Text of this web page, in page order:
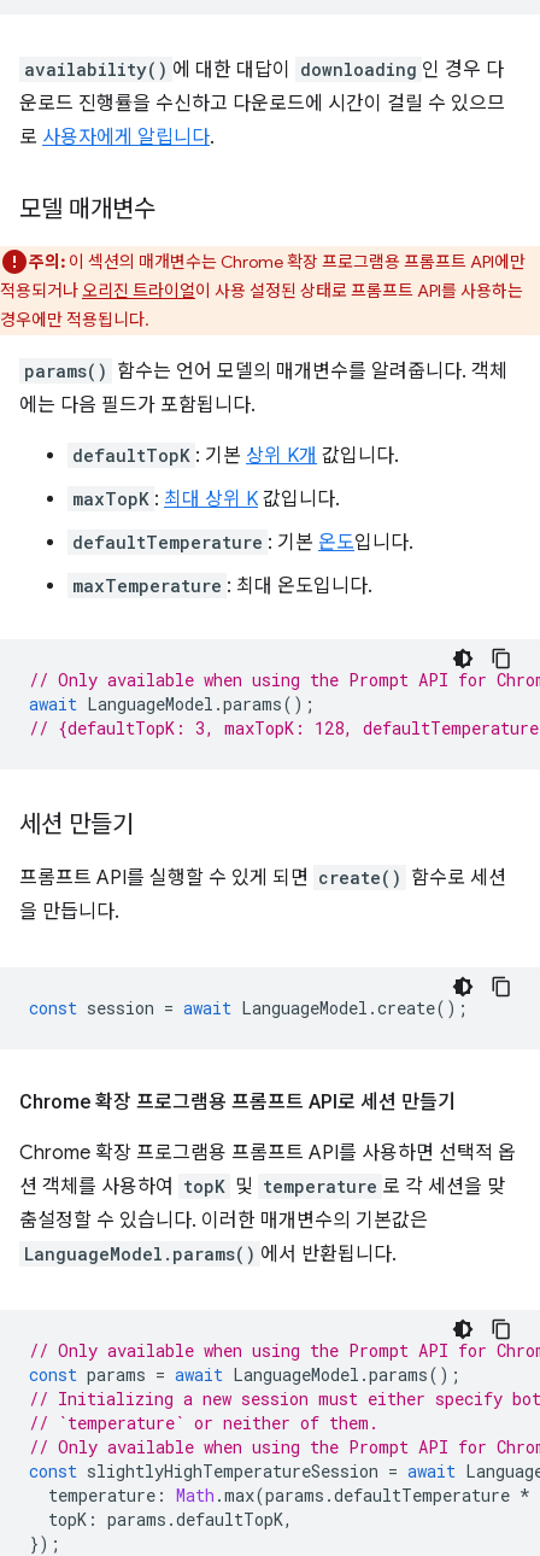
availability() 에 대한 대답이 downloading 인 경우 다
운로드 진행률을 수신하고 다운로드에 시간이 걸릴 수 있으므
로 사용자에게 알립니다.
모델 매개변수
주의: 이 섹션의 매개변수는 Chrome 확장 프로그램용 프롬프트 API에만
적용되거나오리진 트라이얼이 사용 설정된 상태로 프롬프트 API를 사용하는
경우에만 적용됩니다.
params() 함수는 언어 모델의 매개변수를 알려줍니다. 객체
에는 다음 필드가 포함됩니다.
defaultTopK : 기본 상위 K개 값입니다.
maxTopK : 최대 상위 K 값입니다.
defaultTemperature : 기본 온도입니다.
maxTemperature : 최대 온도입니다.
// Only available when using the Prompt API for
await LanguageModel .params();
// {defaultTopK: 3, maxTopK: 128,
세션 만들기
프롬프트 API를 실행할 수 있게 되면 create() 함수로 세션
을 만듭니다.
const session = await LanguageModel .create();
Chrome 확장 프로그램용 프롬프트 API로 세션 만들기
Chrome 확장 프로그램용 프롬프트 API를 사용하면 선택적 옵
션 객체를 사용하여
topK 및 temperature 로 각 세션을 맞
춤설정할 수 있습니다. 이러한 매개변수의 기본값은
LanguageModel.params() 에서 반환됩니다.
// Only available when using the Prompt API for
const params = await LanguageModel .params();
// Initializing a new session must either specify
// `temperature` or neither of them.
// Only available when using the Prompt API for
const slightlyHighTemperatureSession = await
temperature : Math .max(params .defaultTemperature *
topK : params .defaultTopK,
});